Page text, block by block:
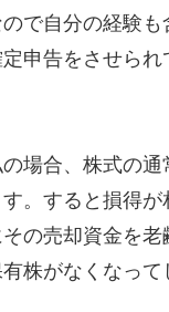
で自分の経験
申告をさせら
場合、株式の
。すると損得
の売却資金を
株がなくなって